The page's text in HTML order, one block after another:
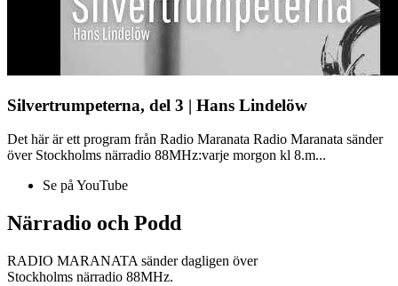
Silvertrumpeterna, del 3 | Hans Lindelöw
Det här är ett program från Radio Maranata Radio Maranata sänder
över Stockholms närradio 88MHz:varje morgon kl 8.m...
Se på YouTube
Närradio och Podd
RADIO MARANATA sänder dagligen över
Stockholms närradio 88MHz.